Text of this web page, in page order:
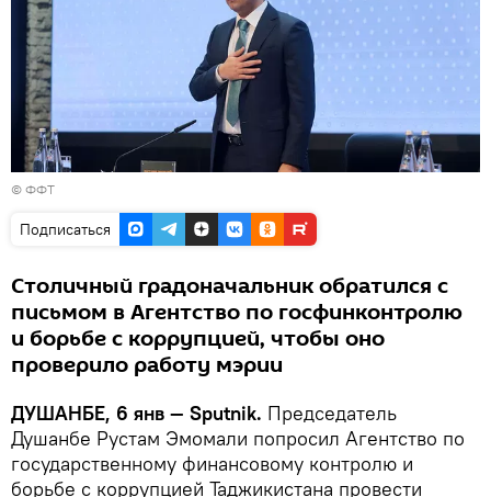
© ФФТ
Подписаться
Столичный градоначальник обратился с
письмом в Агентство по госфинконтролю
и борьбе с коррупцией, чтобы оно
проверило работу мэрии
ДУШАНБЕ, 6 янв — Sputnik. Председатель
Душанбе Рустам Эмомали попросил Агентство по
государственному финансовому контролю и
борьбе с коррупцией Таджикистана провести